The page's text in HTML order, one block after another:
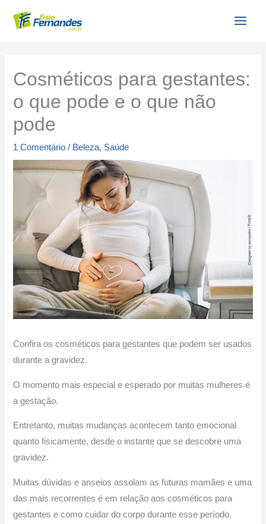
para
Cosméticos para gestantes:
o que pode e o que não
pode
1 Comentário / Beleza, Saúde
Confira os cosméticos para gestantes que podem ser usados
durante a gravidez.
O momento mais especial e esperado por muitas mulheres é
a gestação.
Entretanto, muitas mudanças acontecem tanto emocional
quanto fisicamente, desde o instante que se descobre uma
gravidez.
Muitas dúvidas e anseios assolam as futuras mamães e uma
das mais recorrentes é em relação aos cosméticos para
gestantes e como cuidar do corpo durante esse período.